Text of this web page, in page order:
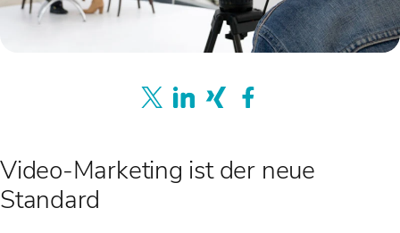
Video-Marketing ist der neue
Standard